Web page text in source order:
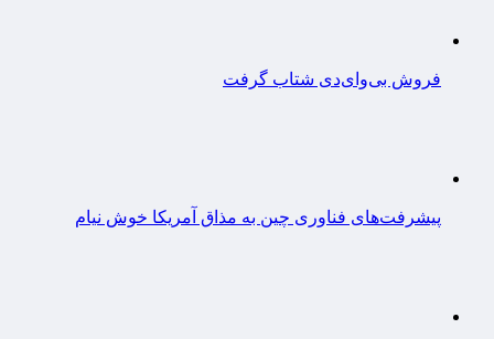
فروش بی‌وای‌دی شتاب گرفت
پیشرفت‌های فناوری چین به مذاق آمریکا خوش نیام